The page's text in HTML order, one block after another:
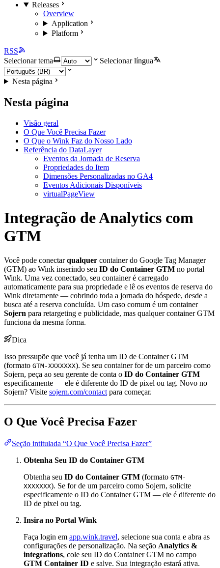
Releases
Overview
Application
Platform
RSS
Selecionar tema
Selecionar língua
Nesta página
Nesta página
Visão geral
O Que Você Precisa Fazer
O Que o Wink Faz do Nosso Lado
Referência do DataLayer
Eventos da Jornada de Reserva
Propriedades do Item
Dimensões Personalizadas no GA4
Eventos Adicionais Disponíveis
virtualPageView
Integração de Analytics com
GTM
Você pode conectarqualquer container do Google Tag Manager
(GTM) ao Wink inserindo seu ID do Container GTM no portal
Wink. Uma vez conectado, seu container é carregado
automaticamente para sua propriedade e lê os eventos de reserva do
Wink diretamente — cobrindo toda a jornada do hóspede, desde a
busca até a reserva concluída. Um caso comum é um container
Sojern para retargeting e publicidade, mas qualquer container GTM
funciona da mesma forma.
Dica
Isso pressupõe que você já tenha um ID de Container GTM
(formato GTM-XXXXXXX). Se seu container for de um parceiro como
Sojern, peça ao seu gerente de conta o ID do Container GTM
especificamente — ele é diferente do ID de pixel ou tag. Novo no
Sojern? Visite sojern.com/contact para começar.
O Que Você Precisa Fazer
Seção intitulada “O Que Você Precisa Fazer”
Obtenha Seu ID do Container GTM
Obtenha seu ID do Container GTM (formato GTM-
XXXXXXX). Se for de um parceiro como Sojern, solicite
especificamente o ID do Container GTM — ele é diferente do
ID de pixel ou tag.
Insira no Portal Wink
Faça login em app.wink.travel, selecione sua conta e abra as
configurações de personalização. Na seção Analytics &
integrations, cole seu ID do Container GTM no campo
GTM Container ID e salve. Sua integração estará ativa.